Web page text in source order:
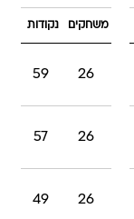
משחקים נקודות
26
59
26
57
26
49